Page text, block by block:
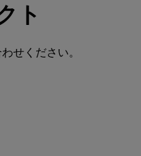
ト
せください。